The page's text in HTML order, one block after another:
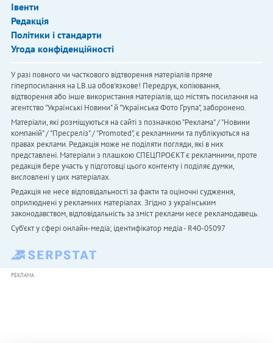
Івенти
Редакція
Політики і стандарти
Угода конфіденційності
У разі повного чи часткового відтворення матеріалів пряме
гіперпосилання на LB.ua обов'язкове! Передрук, копіювання,
відтворення або інше використання матеріалів, що містять посилання на
агентство "Українськi Новини" й "Українська Фото Група", заборонено.
Матеріали, які розміщуються на сайті з позначкою "Реклама" / "Новини
компаній" / "Пресреліз" / "Promoted", є рекламними та публікуються на
правах реклами. Редакція може не поділяти погляди, які в них
представлені. Матеріали з плашкою СПЕЦПРОЄКТ є рекламними, проте
редакція бере участь у підготовці цього контенту і поділяє думки,
висловлені у цих матеріалах.
Редакція не несе відповідальності за факти та оціночні судження,
оприлюднені у рекламних матеріалах. Згідно з українським
законодавством, відповідальність за зміст реклами несе рекламодавець.
Cуб'єкт у сфері онлайн-медіа; ідентифікатор медіа - R40-05097
РЕКЛАМА